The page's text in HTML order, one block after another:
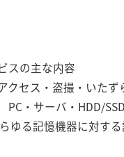
スの主な内容
クセス・盗撮・いた
PC・サーバ・HDD/
ゆる記憶機器に対す